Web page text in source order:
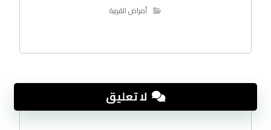
أمراض القرنية
لا تعليق